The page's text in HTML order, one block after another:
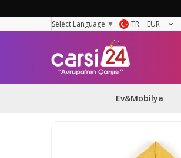
Select Language ▼ TR − EUR
Ev&Mobilya